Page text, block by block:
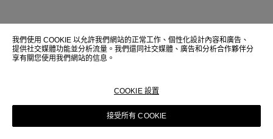
我們使用 COOKIE 以允許我們網站的正常工作、個性化設計內容和廣告、
提供社交媒體功能並分析流量。我們還同社交媒體、廣告和分析合作夥伴分
享有關您使用我們網站的信息。
COOKIE 設置
接受所有 COOKIE